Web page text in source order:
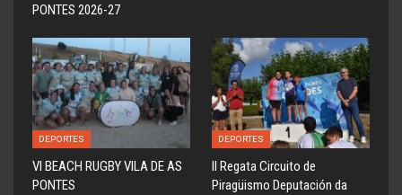
PONTES 2026-27
DEPORTES
VI BEACH RUGBY VILA DE AS
PONTES
DEPORTES
ll Regata Circuito de
Piragüismo Deputación da